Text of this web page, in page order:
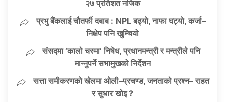
२७ प्रतिशत नजिक
प्रभु बैंकलाई चौतर्फी दबाब : NPL बढ्यो, नाफा घट्यो, कर्जा–
निक्षेप पनि खुम्चियो
संसद्मा ‘कालो चस्मा’ निषेध, प्रधानमन्त्री र मन्त्रीले पनि
मान्नुपर्ने सभामुखको निर्देशन
सत्ता समीकरणको खेलमा ओली–प्रचण्ड, जनताको प्रश्न– राहत
र सुधार खोइ ?